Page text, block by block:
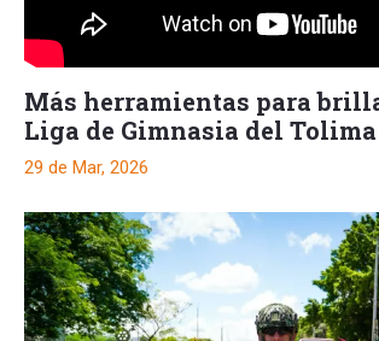
Más herramientas para
Liga de Gimnasia del Tolima
29 de Mar, 2026